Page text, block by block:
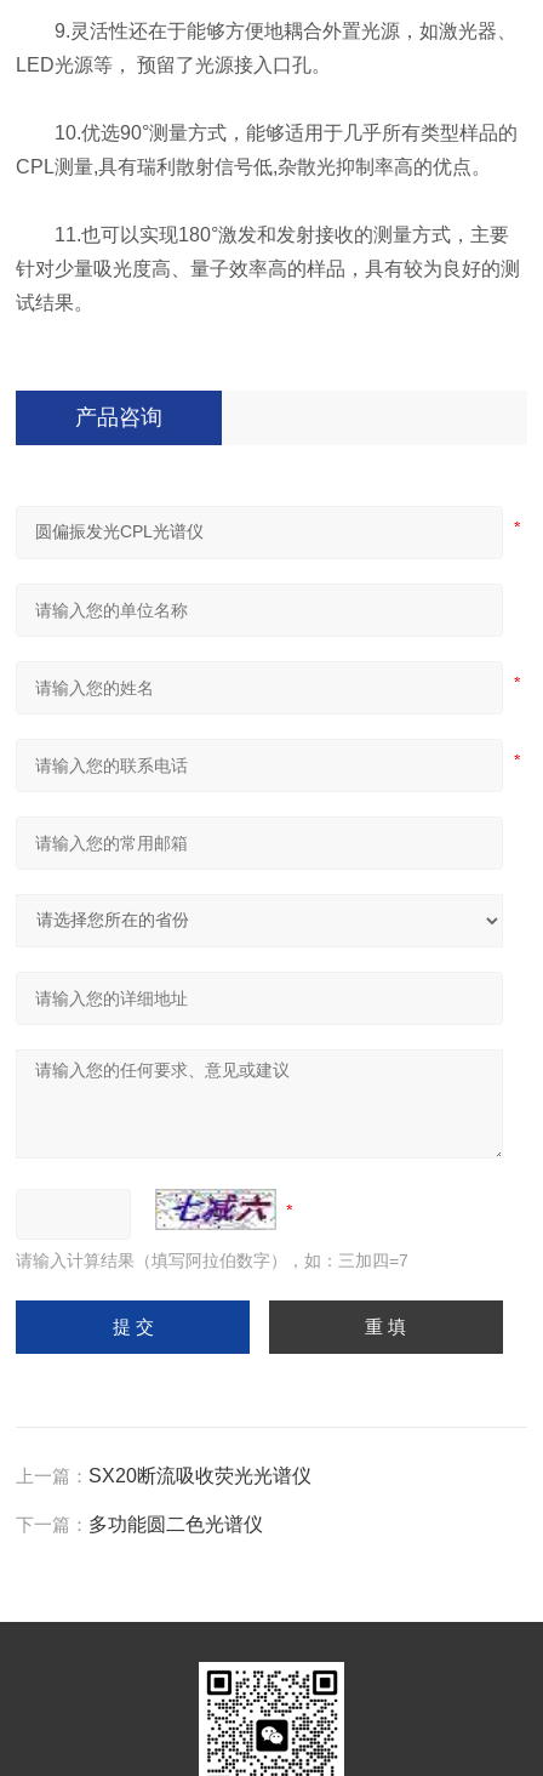
9.灵活性还在于能够方便地耦合外置光源，如激光器、
LED光源等， 预留了光源接入口孔。
10.优选90°测量方式，能够适用于几乎所有类型样品的
CPL测量,具有瑞利散射信号低,杂散光抑制率高的优点。
11.也可以实现180°激发和发射接收的测量方式，主要
针对少量吸光度高、量子效率高的样品，具有较为良好的测
试结果。
产品咨询
请输入计算结果（填写阿拉伯数字），如：三加四=7
上一篇： SX20断流吸收荧光光谱仪
下一篇： 多功能圆二色光谱仪